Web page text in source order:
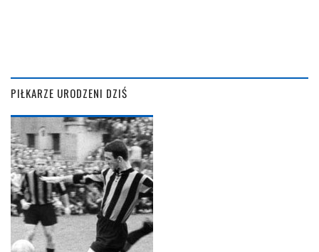
PIŁKARZE URODZENI DZIŚ